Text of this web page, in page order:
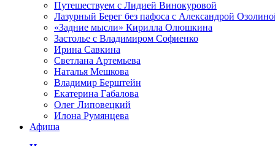
Путешествуем с Лидией Винокуровой
Лазурный Берег без пафоса с Александрой
«Задние мысли» Кирилла Олюшкина
Застолье с Владимиром Софиенко
Ирина Савкина
Светлана Артемьева
Наталья Мешкова
Владимир Берштейн
Екатерина Габалова
Олег Липовецкий
Илона Румянцева
Афиша